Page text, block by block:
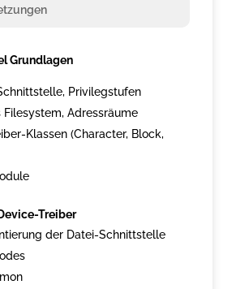
Grundlagen
Privilegstufen
Adressräume
Klassen (Character, Block,
Treiber
der Datei-Schnittstelle